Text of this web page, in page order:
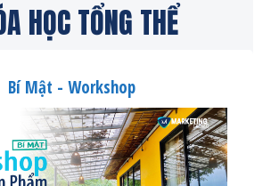
HỌC TỔNG THỂ
Bí Mật - Workshop